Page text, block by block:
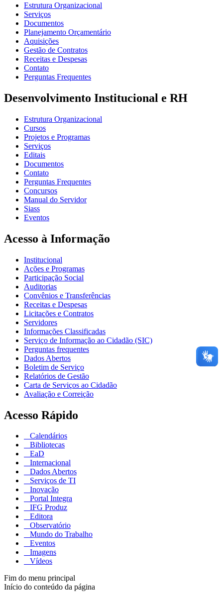
Estrutura Organizacional
Serviços
Documentos
Planejamento Orçamentário
Aquisições
Gestão de Contratos
Receitas e Despesas
Contato
Perguntas Frequentes
Desenvolvimento Institucional e RH
Estrutura Organizacional
Cursos
Projetos e Programas
Serviços
Editais
Documentos
Contato
Perguntas Frequentes
Concursos
Manual do Servidor
Siass
Eventos
Acesso à Informação
Institucional
Ações e Programas
Participação Social
Auditorias
Convênios e Transferências
Receitas e Despesas
Licitações e Contratos
Servidores
Informações Classificadas
Serviço de Informação ao Cidadão (SIC)
Perguntas frequentes
Dados Abertos
Boletim de Serviço
Relatórios de Gestão
Carta de Serviços ao Cidadão
Avaliação e Correição
Acesso Rápido
Calendários
Bibliotecas
EaD
Internacional
Dados Abertos
Serviços de TI
Inovação
Portal Integra
IFG Produz
Editora
Observatório
Mundo do Trabalho
Eventos
Imagens
Vídeos
Fim do menu principal
Início do conteúdo da página